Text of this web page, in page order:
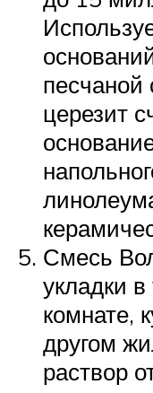
песчаной
церезит
Смесь
укладки
комнате,
другом
раствор